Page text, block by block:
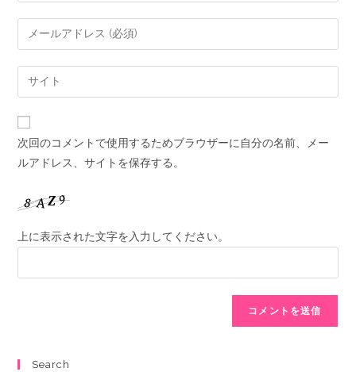
次回のコメントで使用するためブラウザーに自分の名前、メー
ルアドレス、サイトを保存する。
上に表示された文字を入力してください。
Search